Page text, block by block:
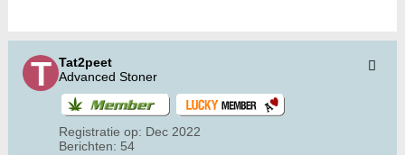
Tat2peet
Advanced Stoner
Registratie op: Dec 2022
Berichten: 54